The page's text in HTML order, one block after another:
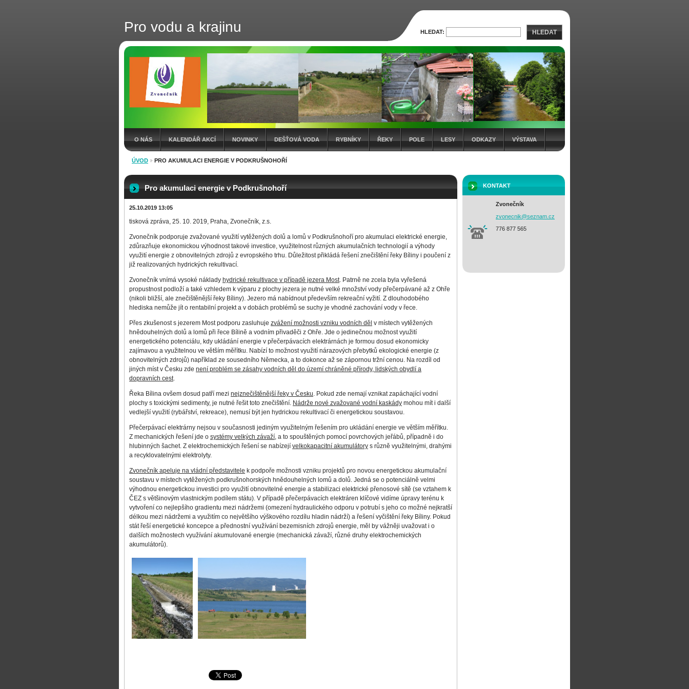
Pro vodu a krajinu
O NÁS KALENDÁŘ AKCÍ NOVINKY DEŠŤOVÁ VODA RYBNÍKY ŘEKY POLE LESY ODKAZY VÝSTAVA
ÚVOD PRO AKUMULACI ENERGIE V PODKRUŠNOHOŘÍ
Pro akumulaci energie v Podkrušnohoří
25.10.2019 13:05
tisková zpráva, 25. 10. 2019, Praha, Zvonečník, z.s.
Zvonečník podporuje zvažované využití vytěžených dolů a lomů v Podkrušnohoří pro akumulaci elektrické energie,
zdůrazňuje ekonomickou výhodnost takové investice, využitelnost různých akumulačních technologií a výhody
využití energie z obnovitelných zdrojů z evropského trhu. Důležitost přikládá řešení znečištění řeky Bíliny i poučení z
již realizovaných hydrických rekultivací.
Zvonečník vnímá vysoké náklady hydrické rekultivace v případě jezera Most. Patrně ne zcela byla vyřešená
propustnost podloží a také vzhledem k výparu z plochy jezera je nutné velké množství vody přečerpávané až z Ohře
(nikoli bližší, ale znečištěnější řeky Bíliny). Jezero má nabídnout především rekreační vyžití. Z dlouhodobého
hlediska nemůže jít o rentabilní projekt a v dobách problémů se suchy je vhodné zachování vody v řece.
Přes zkušenost s jezerem Most podporu zasluhuje zvážení možnosti vzniku vodních děl v místech vytěžených
hnědouhelných dolů a lomů při řece Bílině a vodním přivaděči z Ohře. Jde o jedinečnou možnost využití
energetického potenciálu, kdy ukládání energie v přečerpávacích elektrárnách je formou dosud ekonomicky
zajímavou a využitelnou ve větším měřítku. Nabízí to možnost využití nárazových přebytků ekologické energie (z
obnovitelných zdrojů) například ze sousedního Německa, a to dokonce až se zápornou tržní cenou. Na rozdíl od
jiných míst v Česku zde není problém se zásahy vodních děl do území chráněné přírody, lidských obydlí a
dopravních cest.
Řeka Bílina ovšem dosud patří mezi nejznečištěnější řeky v Česku. Pokud zde nemají vznikat zapáchající vodní
plochy s toxickými sedimenty, je nutné řešit toto znečištění. Nádrže nové zvažované vodní kaskády mohou mít i další
vedlejší využití (rybářství, rekreace), nemusí být jen hydrickou rekultivací či energetickou soustavou.
Přečerpávací elektrárny nejsou v současnosti jediným využitelným řešením pro ukládání energie ve větším měřítku.
Z mechanických řešení jde o systémy velkých závaží, a to spouštěných pomocí povrchových jeřábů, případně i do
hlubinných šachet. Z elektrochemických řešení se nabízejí velkokapacitní akumulátory s různě využitelnými, drahými
a recyklovatelnými elektrolyty.
Zvonečník apeluje na vládní představitele k podpoře možnosti vzniku projektů pro novou energetickou akumulační
soustavu v místech vytěžených podkrušnohorských hnědouhelných lomů a dolů. Jedná se o potenciálně velmi
výhodnou energetickou investici pro využití obnovitelné energie a stabilizaci elektrické přenosové sítě (se vztahem k
ČEZ s většinovým vlastnickým podílem státu). V případě přečerpávacích elektráren klíčové vidíme úpravy terénu k
vytvoření co nejlepšího gradientu mezi nádržemi (omezení hydraulického odporu v potrubí s jeho co možné nejkratší
délkou mezi nádržemi a využitím co největšího výškového rozdílu hladin nádrží) a řešení vyčištění řeky Bíliny. Pokud
stát řeší energetické koncepce a přednostní využívání bezemisních zdrojů energie, měl by vážněji uvažovat i o
dalších možnostech využívání akumulované energie (mechanická závaží, různé druhy elektrochemických
akumulátorů).
KONTAKT
Zvonečník
zvonecnik@seznam .cz
776 877 565
HLEDAT: HLEDAT